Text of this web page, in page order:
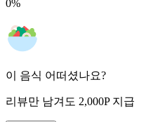
0%
이 음식 어떠셨나요?
리뷰만 남겨도 2,000P 지급